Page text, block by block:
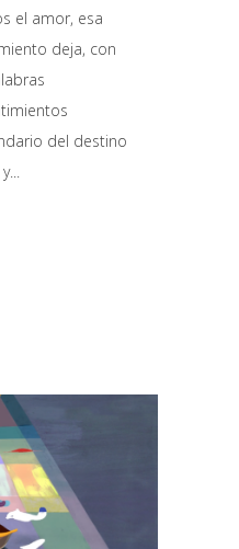
el amor, esa
deja, con
del destino